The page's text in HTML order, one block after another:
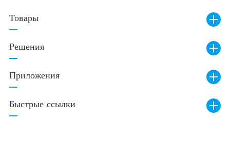
Товары
Решения
Приложения
Быстрые ссылки